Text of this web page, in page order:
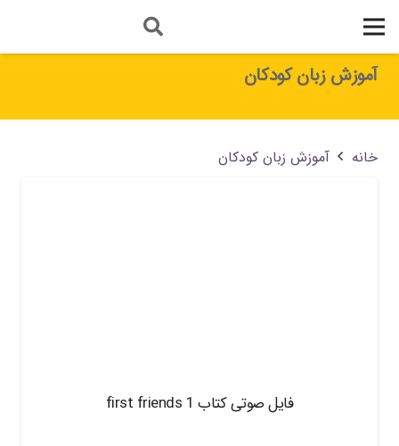
آموزش زبان کودکان
خانه آموزش زبان کودکان
فایل صوتی کتاب first friends 1